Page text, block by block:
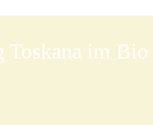
Toskana im